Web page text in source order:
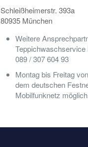
Schleißheimerstr. 393a
80935 München
Weitere
Teppichwaschservice
089 / 307 604 93
Montag bis Freitag
dem deutschen
Mobilfunknetz